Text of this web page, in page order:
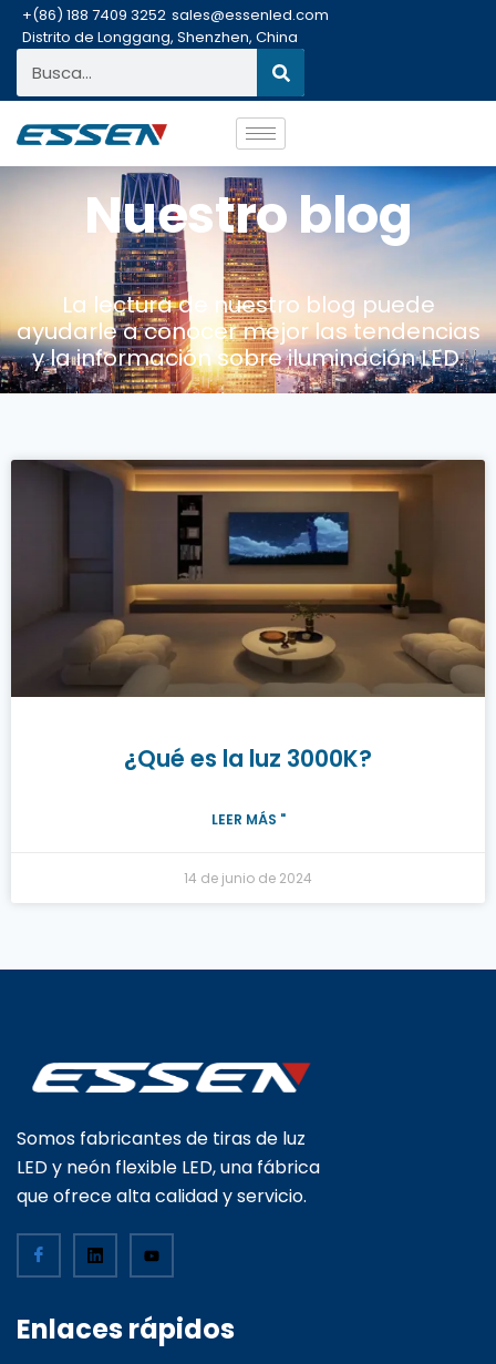
+(86) 188 7409 3252 sales@essenled.com
Distrito de Longgang, Shenzhen, China
Nuestro blog
La lectura de nuestro blog puede
ayudarle a conocer mejor las tendencias
y la información sobre iluminación LED.
¿Qué es la luz 3000K?
LEER MÁS "
14 de junio de 2024
Somos fabricantes de tiras de luz
LED y neón flexible LED, una fábrica
que ofrece alta calidad y servicio.
Enlaces rápidos